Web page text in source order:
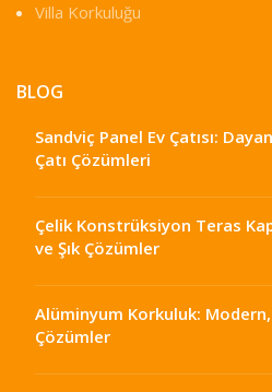
Villa Korkuluğu
BLOG
Sandviç Panel Ev Çatısı:
Çatı Çözümleri
Çelik Konstrüksiyon Teras
ve Şık Çözümler
Alüminyum Korkuluk: Modern,
Çözümler